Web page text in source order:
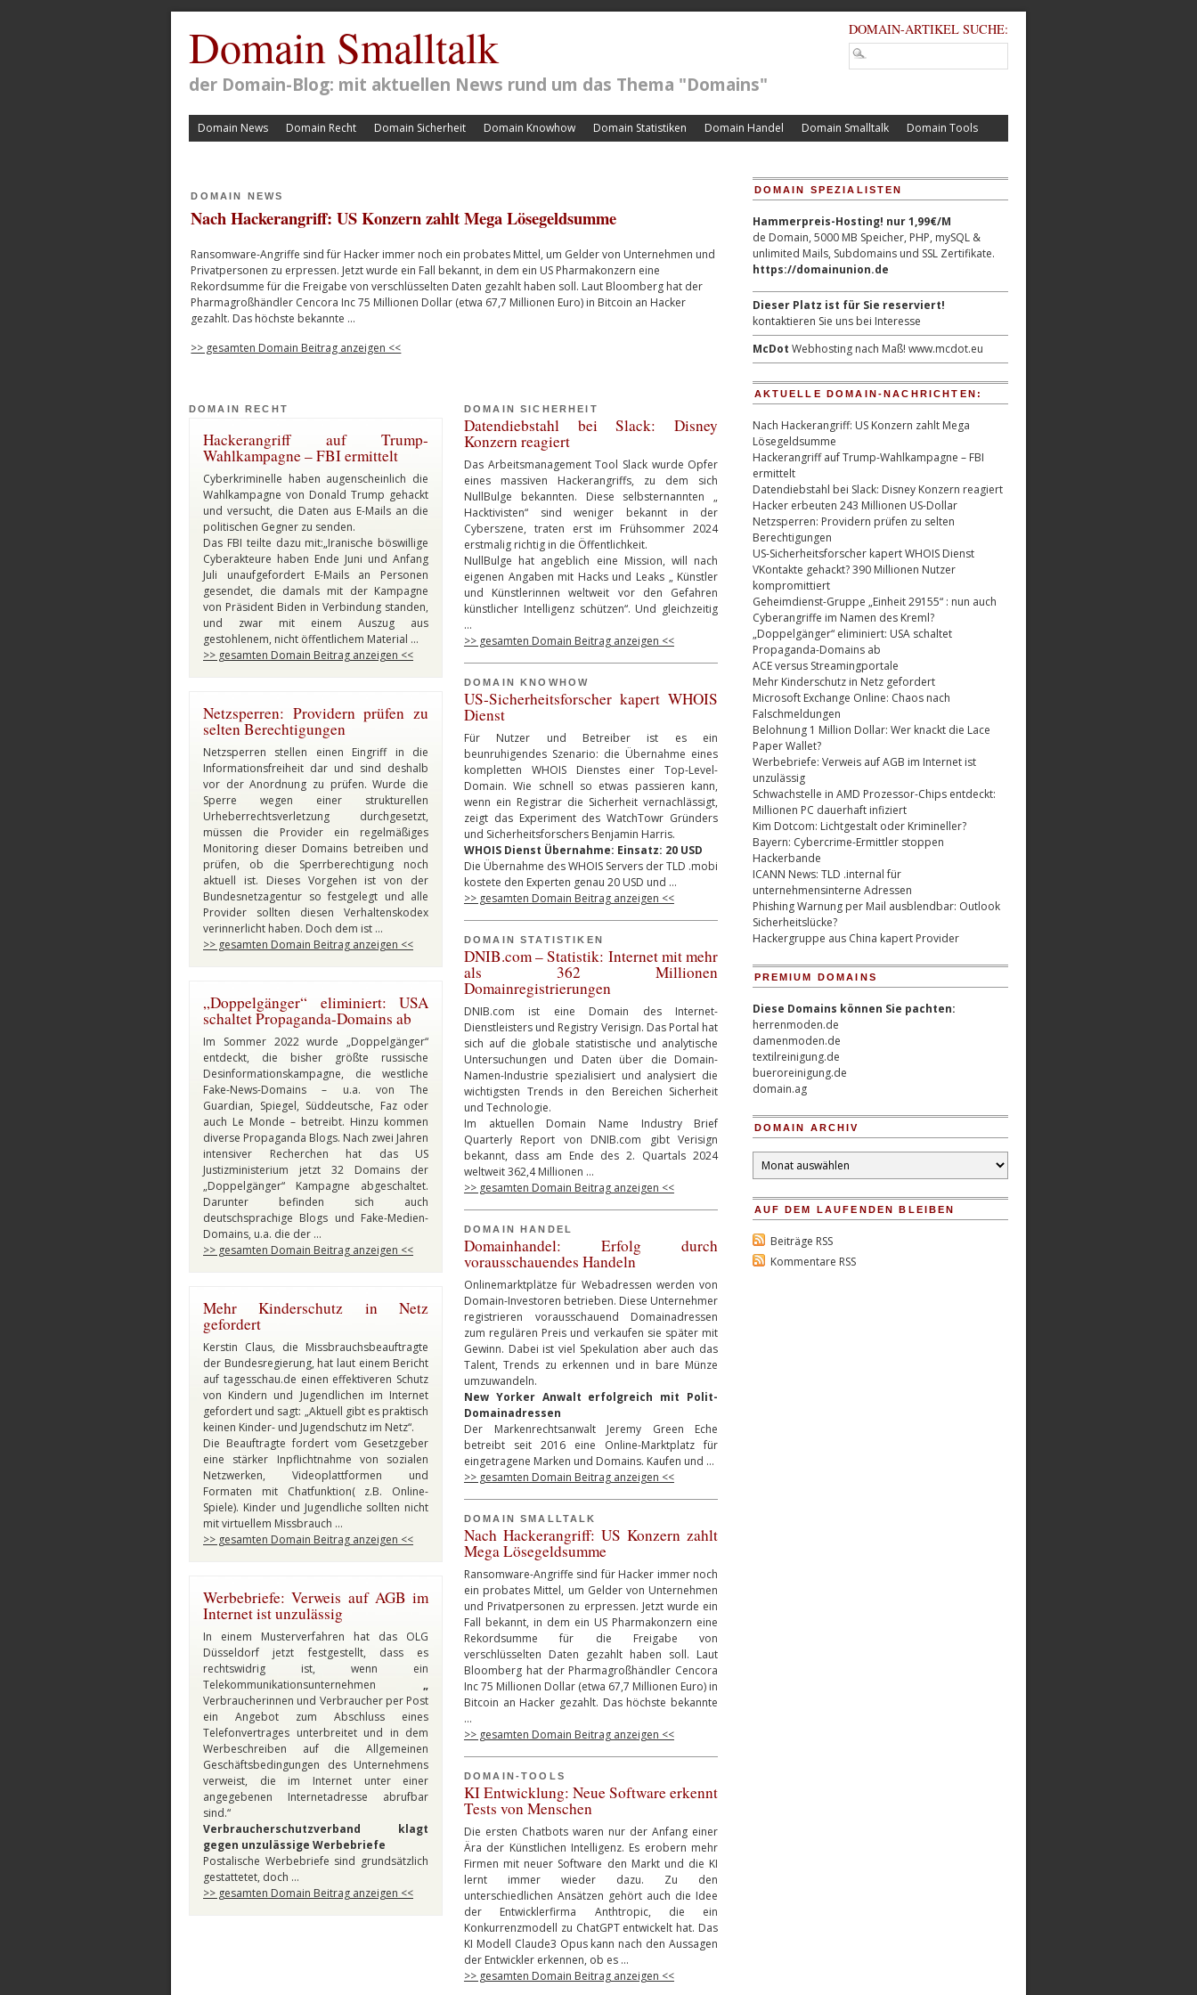
Domain Smalltalk
der Domain-Blog: mit aktuellen News rund um das Thema "Domains"
DOMAIN-ARTIKEL SUCHE:
Domain News Domain Recht Domain Sicherheit Domain Knowhow Domain Statistiken Domain Handel Domain Smalltalk Domain Tools
DOMAIN NEWS
Nach Hackerangriff: US Konzern zahlt Mega Lösegeldsumme
Ransomware-Angriffe sind für Hacker immer noch ein probates Mittel, um Gelder von Unternehmen und
Privatpersonen zu erpressen. Jetzt wurde ein Fall bekannt, in dem ein US Pharmakonzern eine
Rekordsumme für die Freigabe von verschlüsselten Daten gezahlt haben soll. Laut Bloomberg hat der
Pharmagroßhändler Cencora Inc 75 Millionen Dollar (etwa 67,7 Millionen Euro) in Bitcoin an Hacker
gezahlt. Das höchste bekannte …
>> gesamten Domain Beitrag anzeigen <<
DOMAIN RECHT
Hackerangriff auf Trump-
Wahlkampagne – FBI ermittelt
Cyberkriminelle haben augenscheinlich die
Wahlkampagne von Donald Trump gehackt
und versucht, die Daten aus E-Mails an die
politischen Gegner zu senden.
Das FBI teilte dazu mit:„Iranische böswillige
Cyberakteure haben Ende Juni und Anfang
Juli unaufgefordert E-Mails an Personen
gesendet, die damals mit der Kampagne
von Präsident Biden in Verbindung standen,
und zwar mit einem Auszug aus
gestohlenem, nicht öffentlichem Material …
>> gesamten Domain Beitrag anzeigen <<
Netzsperren: Providern prüfen zu
selten Berechtigungen
Netzsperren stellen einen Eingriff in die
Informationsfreiheit dar und sind deshalb
vor der Anordnung zu prüfen. Wurde die
Sperre wegen einer strukturellen
Urheberrechtsverletzung durchgesetzt,
müssen die Provider ein regelmäßiges
Monitoring dieser Domains betreiben und
prüfen, ob die Sperrberechtigung noch
aktuell ist. Dieses Vorgehen ist von der
Bundesnetzagentur so festgelegt und alle
Provider sollten diesen Verhaltenskodex
verinnerlicht haben. Doch dem ist …
>> gesamten Domain Beitrag anzeigen <<
„Doppelgänger“ eliminiert: USA
schaltet Propaganda-Domains ab
Im Sommer 2022 wurde „Doppelgänger“
entdeckt, die bisher größte russische
Desinformationskampagne, die westliche
Fake-News-Domains – u.a. von The
Guardian, Spiegel, Süddeutsche, Faz oder
auch Le Monde – betreibt. Hinzu kommen
diverse Propaganda Blogs. Nach zwei Jahren
intensiver Recherchen hat das US
Justizministerium jetzt 32 Domains der
„Doppelgänger“ Kampagne abgeschaltet.
Darunter befinden sich auch
deutschsprachige Blogs und Fake-Medien-
Domains, u.a. die der …
>> gesamten Domain Beitrag anzeigen <<
Mehr Kinderschutz in Netz
gefordert
Kerstin Claus, die Missbrauchsbeauftragte
der Bundesregierung, hat laut einem Bericht
auf tagesschau.de einen effektiveren Schutz
von Kindern und Jugendlichen im Internet
gefordert und sagt: „Aktuell gibt es praktisch
keinen Kinder- und Jugendschutz im Netz“.
Die Beauftragte fordert vom Gesetzgeber
eine stärker Inpflichtnahme von sozialen
Netzwerken, Videoplattformen und
Formaten mit Chatfunktion( z.B. Online-
Spiele). Kinder und Jugendliche sollten nicht
mit virtuellem Missbrauch …
>> gesamten Domain Beitrag anzeigen <<
Werbebriefe: Verweis auf AGB im
Internet ist unzulässig
In einem Musterverfahren hat das OLG
Düsseldorf jetzt festgestellt, dass es
rechtswidrig ist, wenn ein
Telekommunikationsunternehmen„
Verbraucherinnen und Verbraucher per Post
ein Angebot zum Abschluss eines
Telefonvertrages unterbreitet und in dem
Werbeschreiben auf die Allgemeinen
Geschäftsbedingungen des Unternehmens
verweist, die im Internet unter einer
angegebenen Internetadresse abrufbar
sind.“
Verbraucherschutzverband klagt
gegen unzulässige Werbebriefe
Postalische Werbebriefe sind grundsätzlich
gestattetet, doch …
>> gesamten Domain Beitrag anzeigen <<
DOMAIN SICHERHEIT
Datendiebstahl bei Slack: Disney
Konzern reagiert
Das Arbeitsmanagement Tool Slack wurde Opfer
eines massiven Hackerangriffs, zu dem sich
NullBulge bekannten. Diese selbsternannten „
Hacktivisten“ sind weniger bekannt in der
Cyberszene, traten erst im Frühsommer 2024
erstmalig richtig in die Öffentlichkeit.
NullBulge hat angeblich eine Mission, will nach
eigenen Angaben mit Hacks und Leaks „ Künstler
und Künstlerinnen weltweit vor den Gefahren
künstlicher Intelligenz schützen“. Und gleichzeitig
…
>> gesamten Domain Beitrag anzeigen <<
DOMAIN KNOWHOW
US-Sicherheitsforscher kapert WHOIS
Dienst
Für Nutzer und Betreiber ist es ein
beunruhigendes Szenario: die Übernahme eines
kompletten WHOIS Dienstes einer Top-Level-
Domain. Wie schnell so etwas passieren kann,
wenn ein Registrar die Sicherheit vernachlässigt,
zeigt das Experiment des WatchTowr Gründers
und Sicherheitsforschers Benjamin Harris.
WHOIS Dienst Übernahme: Einsatz: 20 USD
Die Übernahme des WHOIS Servers der TLD .mobi
kostete den Experten genau 20 USD und …
>> gesamten Domain Beitrag anzeigen <<
DOMAIN STATISTIKEN
DNIB.com – Statistik: Internet mit mehr
als 362 Millionen
Domainregistrierungen
DNIB.com ist eine Domain des Internet-
Dienstleisters und Registry Verisign. Das Portal hat
sich auf die globale statistische und analytische
Untersuchungen und Daten über die Domain-
Namen-Industrie spezialisiert und analysiert die
wichtigsten Trends in den Bereichen Sicherheit
und Technologie.
Im aktuellen Domain Name Industry Brief
Quarterly Report von DNIB.com gibt Verisign
bekannt, dass am Ende des 2. Quartals 2024
weltweit 362,4 Millionen …
>> gesamten Domain Beitrag anzeigen <<
DOMAIN HANDEL
Domainhandel: Erfolg durch
vorausschauendes Handeln
Onlinemarktplätze für Webadressen werden von
Domain-Investoren betrieben. Diese Unternehmer
registrieren vorausschauend Domainadressen
zum regulären Preis und verkaufen sie später mit
Gewinn. Dabei ist viel Spekulation aber auch das
Talent, Trends zu erkennen und in bare Münze
umzuwandeln.
New Yorker Anwalt erfolgreich mit Polit-
Domainadressen
Der Markenrechtsanwalt Jeremy Green Eche
betreibt seit 2016 eine Online-Marktplatz für
eingetragene Marken und Domains. Kaufen und …
>> gesamten Domain Beitrag anzeigen <<
DOMAIN SMALLTALK
Nach Hackerangriff: US Konzern zahlt
Mega Lösegeldsumme
Ransomware-Angriffe sind für Hacker immer noch
ein probates Mittel, um Gelder von Unternehmen
und Privatpersonen zu erpressen. Jetzt wurde ein
Fall bekannt, in dem ein US Pharmakonzern eine
Rekordsumme für die Freigabe von
verschlüsselten Daten gezahlt haben soll. Laut
Bloomberg hat der Pharmagroßhändler Cencora
Inc 75 Millionen Dollar (etwa 67,7 Millionen Euro) in
Bitcoin an Hacker gezahlt. Das höchste bekannte
…
>> gesamten Domain Beitrag anzeigen <<
DOMAIN-TOOLS
KI Entwicklung: Neue Software erkennt
Tests von Menschen
Die ersten Chatbots waren nur der Anfang einer
Ära der Künstlichen Intelligenz. Es erobern mehr
Firmen mit neuer Software den Markt und die KI
lernt immer wieder dazu. Zu den
unterschiedlichen Ansätzen gehört auch die Idee
der Entwicklerfirma Anthtropic, die ein
Konkurrenzmodell zu ChatGPT entwickelt hat. Das
KI Modell Claude3 Opus kann nach den Aussagen
der Entwickler erkennen, ob es …
>> gesamten Domain Beitrag anzeigen <<
DOMAIN SPEZIALISTEN
Hammerpreis-Hosting! nur 1,99€/M
de Domain, 5000 MB Speicher, PHP, mySQL &
unlimited Mails, Subdomains und SSL Zertifikate.
https://domainunion.de
Dieser Platz ist für Sie reserviert!
kontaktieren Sie uns bei Interesse
McDot Webhosting nach Maß! www.mcdot.eu
AKTUELLE DOMAIN-NACHRICHTEN:
Nach Hackerangriff: US Konzern zahlt Mega
Lösegeldsumme
Hackerangriff auf Trump-Wahlkampagne – FBI
ermittelt
Datendiebstahl bei Slack: Disney Konzern reagiert
Hacker erbeuten 243 Millionen US-Dollar
Netzsperren: Providern prüfen zu selten
Berechtigungen
US-Sicherheitsforscher kapert WHOIS Dienst
VKontakte gehackt? 390 Millionen Nutzer
kompromittiert
Geheimdienst-Gruppe „Einheit 29155“ : nun auch
Cyberangriffe im Namen des Kreml?
„Doppelgänger“ eliminiert: USA schaltet
Propaganda-Domains ab
ACE versus Streamingportale
Mehr Kinderschutz in Netz gefordert
Microsoft Exchange Online: Chaos nach
Falschmeldungen
Belohnung 1 Million Dollar: Wer knackt die Lace
Paper Wallet?
Werbebriefe: Verweis auf AGB im Internet ist
unzulässig
Schwachstelle in AMD Prozessor-Chips entdeckt:
Millionen PC dauerhaft infiziert
Kim Dotcom: Lichtgestalt oder Krimineller?
Bayern: Cybercrime-Ermittler stoppen
Hackerbande
ICANN News: TLD .internal für
unternehmensinterne Adressen
Phishing Warnung per Mail ausblendbar: Outlook
Sicherheitslücke?
Hackergruppe aus China kapert Provider
PREMIUM DOMAINS
Diese Domains können Sie pachten:
herrenmoden.de
damenmoden.de
textilreinigung.de
bueroreinigung.de
domain.ag
DOMAIN ARCHIV
Domain
Archiv
AUF DEM LAUFENDEN BLEIBEN
Beiträge RSS
Kommentare RSS